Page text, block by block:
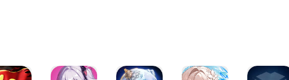
”对玩家的束缚，把定义自己的权力还给了玩家。